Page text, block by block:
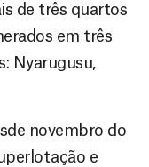
de três quartos
em três
Nyarugusu,
novembro do
e